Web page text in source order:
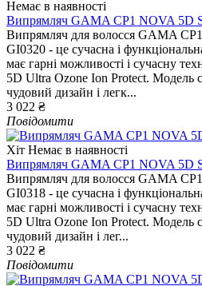
Немає в наявності
Випрямляч GAMA CP1 NOVA 5D
Випрямляч для волосся GAMA
GI0320 - це сучасна і
має гарні можливості і сучасну
5D Ultra Ozone Ion Protect. Модель
чудовий дизайн і легк...
3 022 ₴
Повідомити
Хіт Немає в наявності
Випрямляч GAMA CP1 NOVA 5D
Випрямляч для волосся GAMA
GI0318 - це сучасна і
має гарні можливості і сучасну
5D Ultra Ozone Ion Protect. Модель
чудовий дизайн і лег...
3 022 ₴
Повідомити